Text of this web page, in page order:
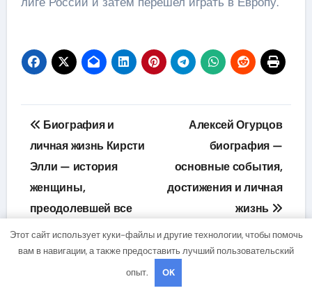
Навигация
по
записям
Биография и
личная жизнь Кирсти
Элли — история
женщины,
преодолевшей все
трудности и стала
воплощением успеха
Алексей Огурцов
биография —
основные события,
достижения и личная
жизнь
Этот сайт использует куки-файлы и другие технологии, чтобы помочь
вам в навигации, а также предоставить лучший пользовательский
опыт.
OK